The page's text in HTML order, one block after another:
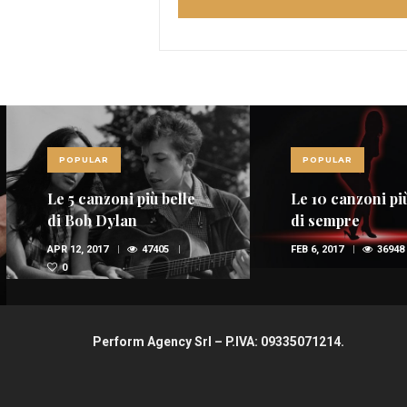
POPULAR
Le 5 canzoni più belle
di Bob Dylan
APR 12, 2017
47405
0
POPULAR
Le 10 canzoni
di sempre
FEB 6, 2017 36948
Perform Agency Srl – P.IVA: 09335071214.